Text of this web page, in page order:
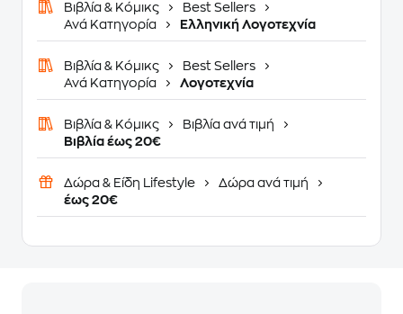
Βιβλία & Κόμικς
Best Sellers
Ανά Κατηγορία
Ελληνική Λογοτεχνία
Βιβλία & Κόμικς
Best Sellers
Ανά Κατηγορία
Λογοτεχνία
Βιβλία & Κόμικς
Βιβλία ανά τιμή
Βιβλία έως 20€
Δώρα & Είδη Lifestyle
Δώρα ανά τιμή
έως 20€